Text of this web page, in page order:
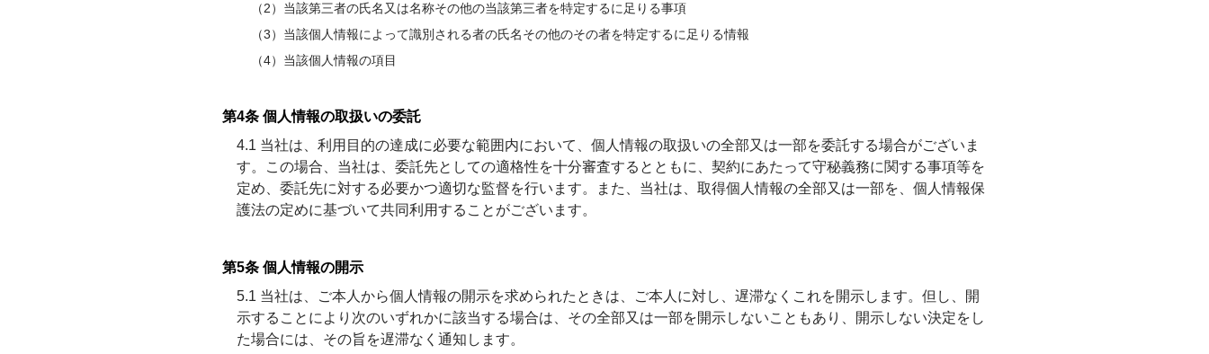
（2）当該第三者の氏名又は名称その他の当該第三者を特定するに足りる事項
（3）当該個人情報によって識別される者の氏名その他のその者を特定するに足りる情報
（4）当該個人情報の項目
第4条 個人情報の取扱いの委託
4.1 当社は、利用目的の達成に必要な範囲内において、個人情報の取扱いの全部又は一部を委託する場合がございま
す。この場合、当社は、委託先としての適格性を十分審査するとともに、契約にあたって守秘義務に関する事項等を
定め、委託先に対する必要かつ適切な監督を行います。また、当社は、取得個人情報の全部又は一部を、個人情報保
護法の定めに基づいて共同利用することがございます。
第5条 個人情報の開示
5.1 当社は、ご本人から個人情報の開示を求められたときは、ご本人に対し、遅滞なくこれを開示します。但し、開
示することにより次のいずれかに該当する場合は、その全部又は一部を開示しないこともあり、開示しない決定をし
た場合には、その旨を遅滞なく通知します。